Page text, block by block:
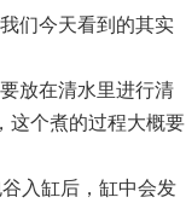
们今天看到的其实
放在清水里进行清
这个煮的过程大概要
入缸后，缸中会发